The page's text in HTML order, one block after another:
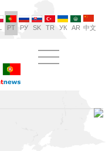
PT РУ SK TR УК AR 中文